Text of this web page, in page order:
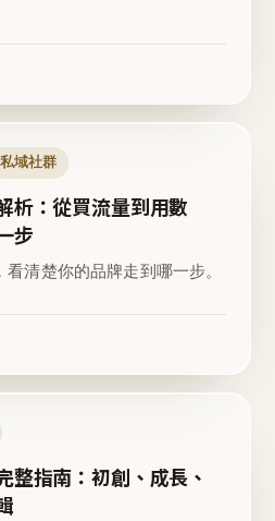
私域社群
析：從買流量到用數
步
清楚你的品牌走到哪一步。
整指南：初創、成長、